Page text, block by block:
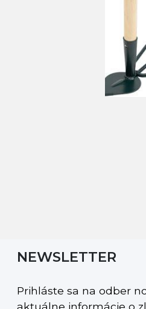
NEWSLETTER
Prihláste sa na odber
aktuálne informácie o